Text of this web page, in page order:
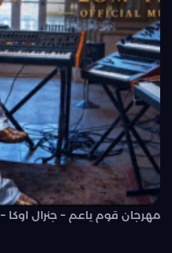
مهرجان قوم ياعم – جنرال اوكا – MP3